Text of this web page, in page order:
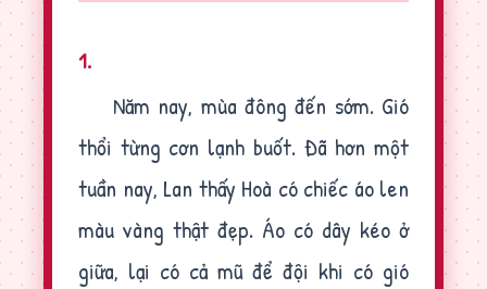
1.
Năm nay, mùa đông đến sớm. Gió
thổi từng cơn lạnh buốt. Đã hơn một
tuần nay, Lan thấy Hoà có chiếc áo len
màu vàng thật đẹp. Áo có dây kéo ở
giữa, lại có cả mũ để đội khi có gió